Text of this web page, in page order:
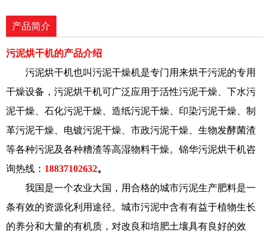
产品简介
污泥烘干机的产品介绍
污泥烘干机也叫污泥干燥机是专门用来烘干污泥的专用
干燥设备，污泥烘干机可广泛应用于活性污泥干燥、下水污
泥干燥、石化污泥干燥、造纸污泥干燥、印染污泥干燥、制
革污泥干燥、电镀污泥干燥、市政污泥干燥、生物发酵菌渣
等各种污泥及各种糟渣等高湿物料干燥。锦华污泥烘干机咨
询热线： 18837102632。
我国是一个农业大国，用合格的城市污泥生产肥料是一
条有效的资源化利用途径。城市污泥中含有有益于植物生长
的养分和大量的有机质，对改良和培肥土壤具有良好的效